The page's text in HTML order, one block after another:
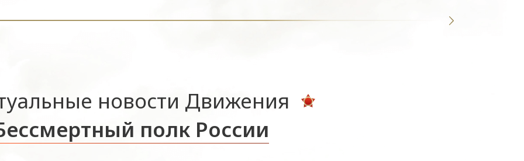
новости Движения
полк России